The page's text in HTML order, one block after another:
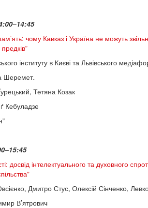
чому Кавказ і Україна не можуть
інституту в Києві та Львівського
Шеремет.
Тетяна Козак
Кебуладзе
досвід інтелектуального та духовного
Дмитро Стус, Олексій Сінченко,
В’ятрович